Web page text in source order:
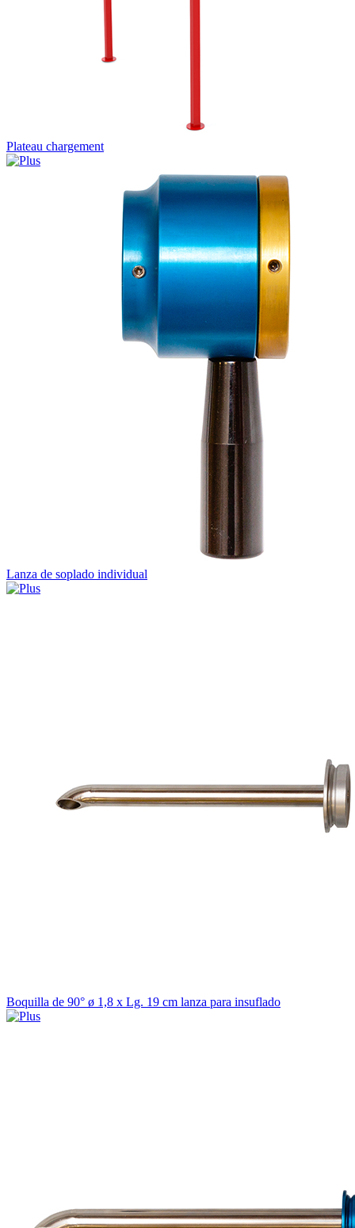
Plateau chargement
Lanza de soplado individual
Boquilla de 90° ø 1,8 x Lg. 19 cm lanza para insuflado